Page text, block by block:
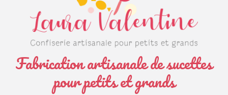
Fabrication artisanale de sucettes
pour petits et grands